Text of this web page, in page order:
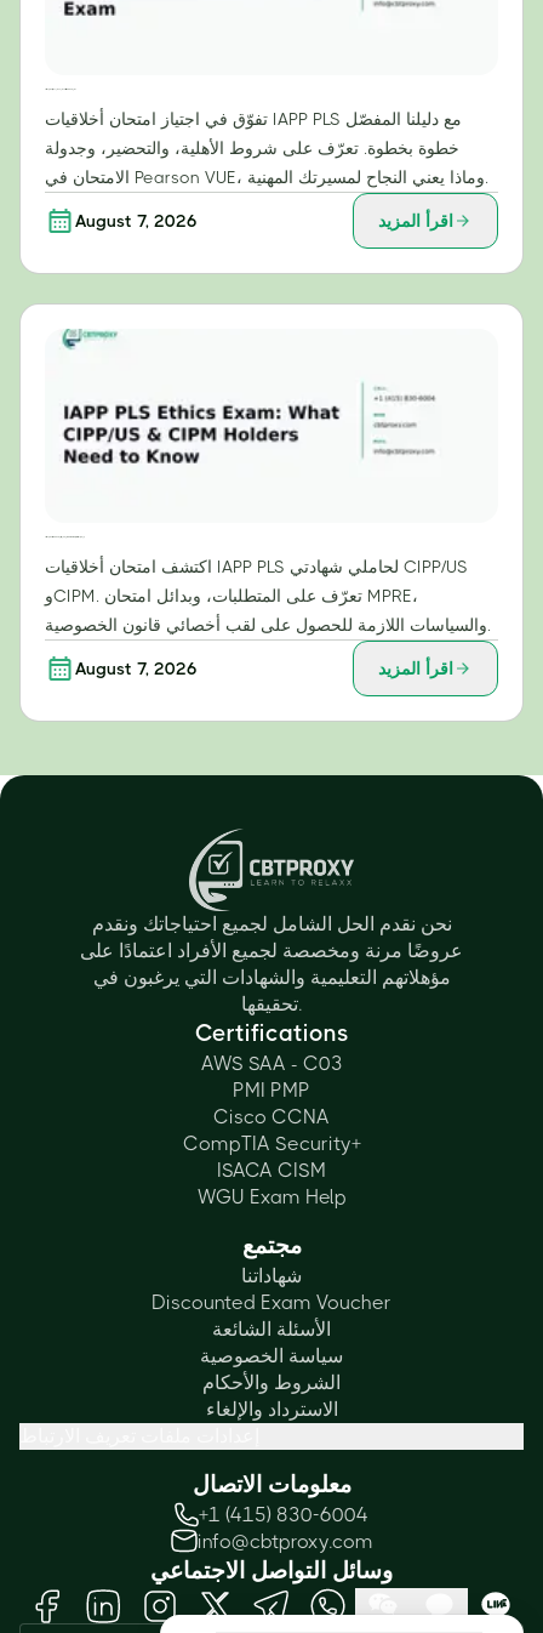
تفوّق في اجتياز امتحان أخلاقيات IAPP PLS مع دليلنا المفصّل
خطوة بخطوة. تعرّف على شروط الأهلية، والتحضير، وجدولة
August 7, 2026 اقرأ المزيد
اكتشف امتحان أخلاقيات IAPP PLS لحاملي شهادتي CIPP/US
وCIPM. تعرّف على المتطلبات، وبدائل امتحان MPRE،
August 7, 2026 اقرأ المزيد
نحن نقدم الحل الشامل لجميع احتياجاتك ونقدم
عروضًا مرنة ومخصصة لجميع الأفراد اعتمادًا على
مؤهلاتهم التعليمية والشهادات التي يرغبون في
تحقيقها.
Certifications
AWS SAA - C03
PMI PMP
Cisco CCNA
CompTIA Security+
ISACA CISM
WGU Exam Help
مجتمع
شهاداتنا
Discounted Exam Voucher
الأسئلة الشائعة
سياسة الخصوصية
الشروط والأحكام
الاسترداد والإلغاء
معلومات الاتصال
+1 (415) 830-6004
info@cbtproxy.com
وسائل التواصل الاجتماعي